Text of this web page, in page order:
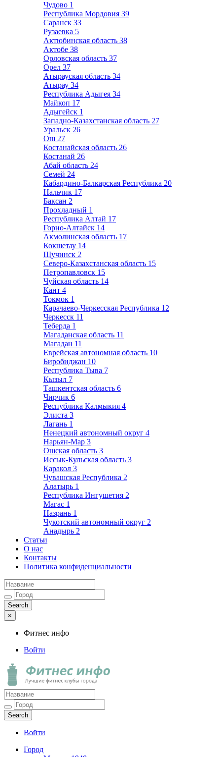
Чудово 1
Республика Мордовия 39
Саранск 33
Рузаевка 5
Актюбинская область 38
Актобе 38
Орловская область 37
Орел 37
Атырауская область 34
Атырау 34
Республика Адыгея 34
Майкоп 17
Адыгейск 1
Западно-Казахстанская область 27
Уральск 26
Ош 27
Костанайская область 26
Костанай 26
Абай область 24
Семей 24
Кабардино-Балкарская Республика 20
Нальчик 17
Баксан 2
Прохладный 1
Республика Алтай 17
Горно-Алтайск 14
Акмолинская область 17
Кокшетау 14
Щучинск 2
Северо-Казахстанская область 15
Петропавловск 15
Чуйская область 14
Кант 4
Токмок 1
Карачаево-Черкесская Республика 12
Черкесск 11
Теберда 1
Магаданская область 11
Магадан 11
Еврейская автономная область 10
Биробиджан 10
Республика Тыва 7
Кызыл 7
Ташкентская область 6
Чирчик 6
Республика Калмыкия 4
Элиста 3
Лагань 1
Ненецкий автономный округ 4
Нарьян-Мар 3
Ошская область 3
Иссык-Кульская область 3
Каракол 3
Чувашская Республика 2
Алатырь 1
Республика Ингушетия 2
Магас 1
Назрань 1
Чукотский автономный округ 2
Анадырь 2
Статьи
О нас
Контакты
Политика конфиденциальности
×
Фитнес инфо
Войти
Фитнес инфо
Лучшие фитнес клубы города
Войти
Город